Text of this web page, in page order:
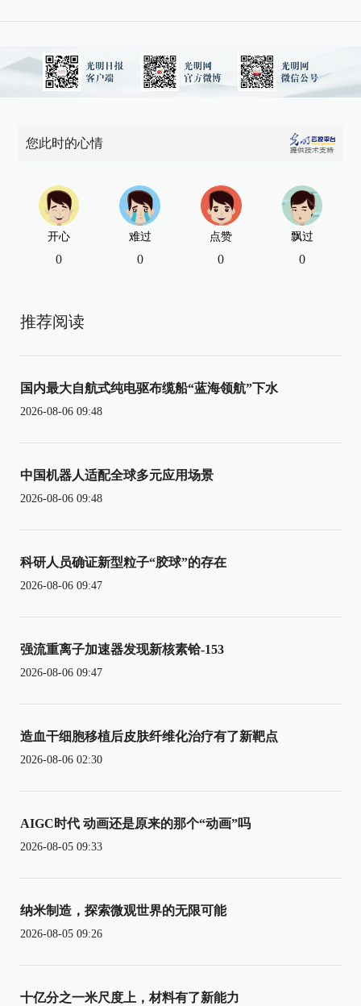
您此时的心情
开心
0
难过
0
点赞
0
飘过
0
推荐阅读
国内最大自航式纯电驱布缆船“蓝海领航”下水
2026-08-06 09:48
中国机器人适配全球多元应用场景
2026-08-06 09:48
科研人员确证新型粒子“胶球”的存在
2026-08-06 09:47
强流重离子加速器发现新核素铪-153
2026-08-06 09:47
造血干细胞移植后皮肤纤维化治疗有了新靶点
2026-08-06 02:30
AIGC时代 动画还是原来的那个“动画”吗
2026-08-05 09:33
纳米制造，探索微观世界的无限可能
2026-08-05 09:26
十亿分之一米尺度上，材料有了新能力